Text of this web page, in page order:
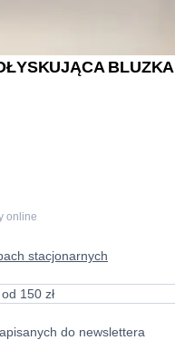
BLUZKA
online
stacjonarnych
150 zł
do newslettera